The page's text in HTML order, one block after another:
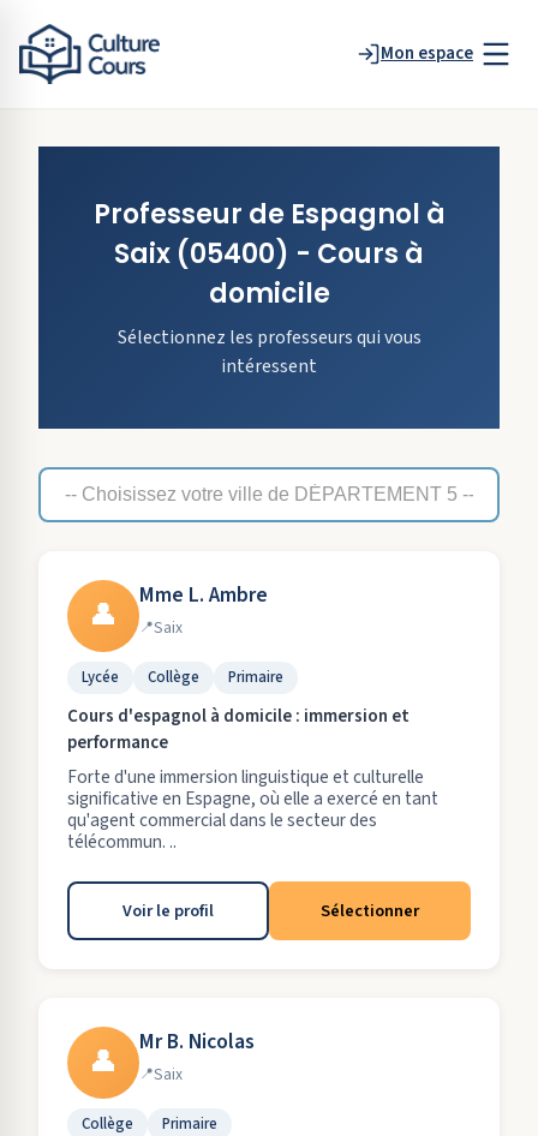
Mon espace
Professeur de Espagnol à
Saix (05400) - Cours à
domicile
Sélectionnez les professeurs qui vous
intéressent
👤 Mme L. Ambre
Saix
Lycée Collège Primaire
Cours d'espagnol à domicile : immersion et
performance
Forte d'une immersion linguistique et culturelle
significative en Espagne, où elle a exercé en tant
qu'agent commercial dans le secteur des
télécommun. ..
Voir le profil Sélectionner
👤 Mr B. Nicolas
Saix
Collège Primaire